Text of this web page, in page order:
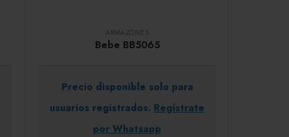
ARMAZONES
Bebe BB5065
Precio disponible solo para
usuarios registrados. Regístrate
por Whatsapp